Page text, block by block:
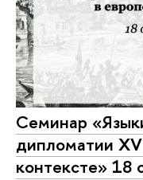
Семинар
дипломатии
контексте» 18